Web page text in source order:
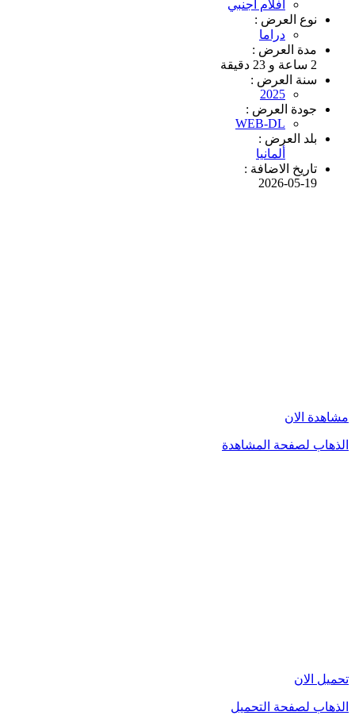
افلام اجنبي
نوع العرض :
دراما
مدة العرض :
2 ساعة و 23 دقيقة
سنة العرض :
2025
جودة العرض :
WEB-DL
بلد العرض :
ألمانيا
تاريخ الاضافة :
2026-05-19
مشاهدة الان
الذهاب لصفحة المشاهدة
تحميل الان
الذهاب لصفحة التحميل